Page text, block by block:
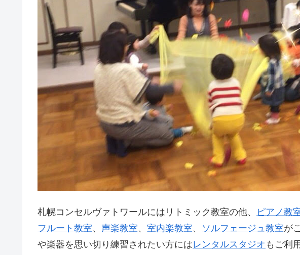
札幌コンセルヴァトワールにはリトミック教室の他、 ピアノ教
フルート教室、 声楽教室、 室内楽教室、 ソルフェージュ教室が
や楽器を思い切り練習されたい方にはレンタルスタジオ もご利